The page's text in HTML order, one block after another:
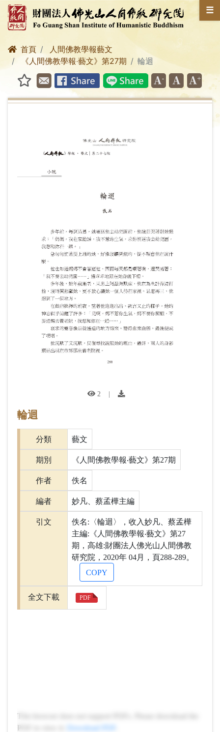
☰
首頁
人間佛教學報藝文
《人間佛教學報‧藝文》第27期
輪迴
2 |
輪迴
分類 藝文
期別 《人間佛教學報‧藝文》第27期
作者 佚名
編者 妙凡、蔡孟樺主編
引文
佚名:〈輪迴〉，收入妙凡、蔡孟樺
主編:《人間佛教學報‧藝文》第27
期，高雄:財團法人佛光山人間佛教
研究院，2020年 04月，頁288-289。
COPY
全文下載 PDF
This browser does not support PDFs. Please download the
PDF to view it:
Download PDF